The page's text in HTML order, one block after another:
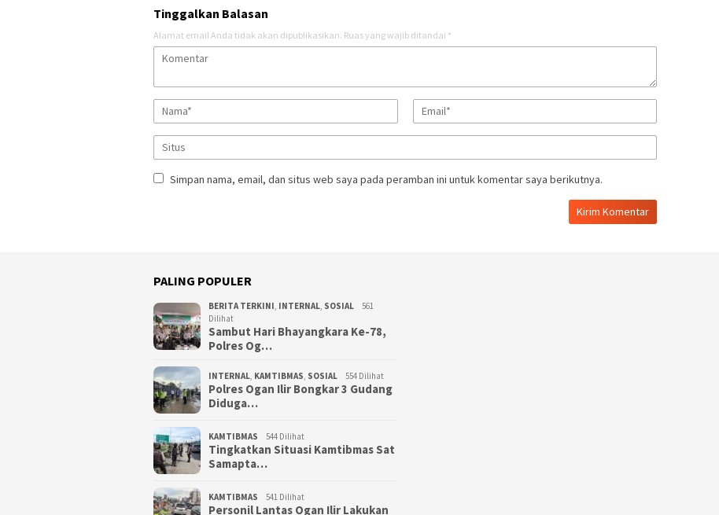
Tinggalkan Balasan
Alamat email Anda tidak akan dipublikasikan. Ruas yang wajib ditandai *
Simpan nama, email, dan situs web saya pada peramban ini untuk komentar saya berikutnya.
PALING POPULER
BERITA TERKINI INTERNAL SOSIAL
561
Dilihat
Sambut Hari Bhayangkara Ke-78,
Polres Og…
INTERNAL KAMTIBMAS SOSIAL 554 Dilihat
Polres Ogan Ilir Bongkar 3 Gudang
Diduga…
KAMTIBMAS 544 Dilihat
Tingkatkan Situasi Kamtibmas Sat
Samapta…
KAMTIBMAS 541 Dilihat
Personil Lantas Ogan Ilir Lakukan